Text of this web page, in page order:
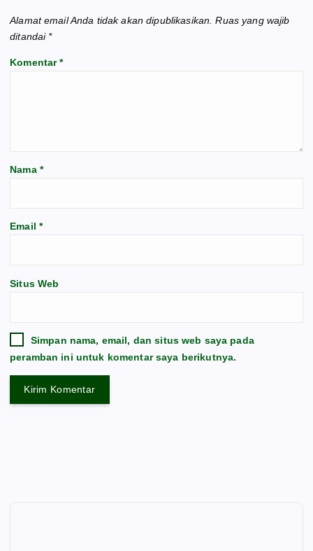
Alamat email Anda tidak akan dipublikasikan. Ruas yang wajib
ditandai *
Komentar*
Nama *
Email *
Situs Web
Simpan nama, email, dan situs web saya pada
peramban ini untuk komentar saya berikutnya.